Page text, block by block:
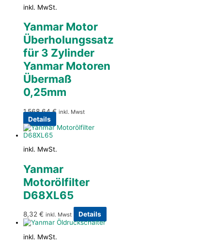
inkl. MwSt.
Yanmar Motor
Überholungssatz
für 3 Zylinder
Yanmar Motoren
Übermaß
0,25mm
1.568,64€ inkl. Mwst
Details
inkl. MwSt.
Yanmar
Motorölfilter
D68XL65
8,32 € inkl. Mwst Details
inkl. MwSt.